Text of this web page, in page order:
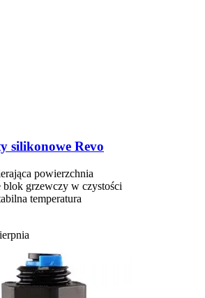
silikonowe Revo
powierzchnia
grzewczy w czystości
temperatura